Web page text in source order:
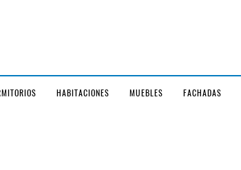
HABITACIONES MUEBLES FACHADAS